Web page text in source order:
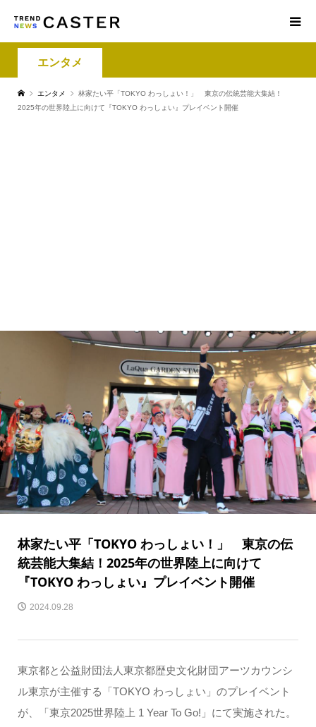
エンタメ
エンタメ
林家たい平「TOKYO わっしょい！」 東京の伝統芸能大集結！
2025年の世界陸上に向けて『TOKYO わっしょい』プレイベント開催
林家たい平「TOKYO わっしょい！」 東京の伝
統芸能大集結！2025年の世界陸上に向けて
『TOKYO わっしょい』プレイベント開催
2024.09.28
東京都と公益財団法人東京都歴史文化財団アーツカウンシ
ル東京が主催する「TOKYO わっしょい」のプレイベント
が、「東京2025世界陸上 1 Year To Go!」にて実施された。